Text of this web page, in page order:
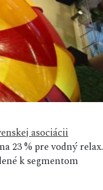
asociácii
23 % pre vodný relax.
k segmentom